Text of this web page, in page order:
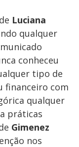
Luciana
qualquer
conheceu
tipo de
financeiro com
qualquer
práticas
Gimenez
nos